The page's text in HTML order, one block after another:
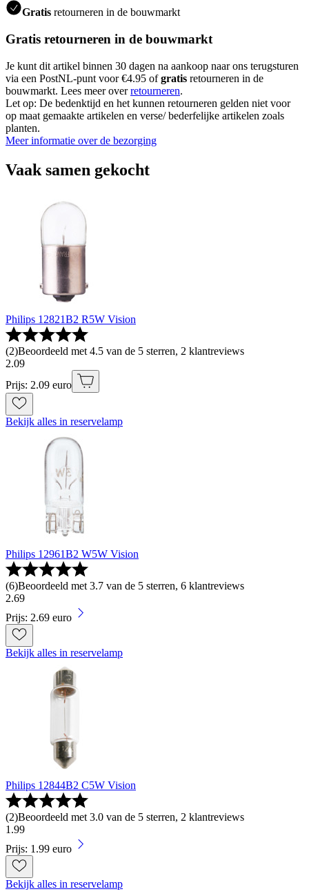
Gratis retourneren in de bouwmarkt
Gratis retourneren in de bouwmarkt
Je kunt dit artikel binnen 30 dagen na aankoop naar ons terugsturen
via een PostNL-punt voor €4.95 ofgratis retourneren in de
bouwmarkt. Lees meer overretourneren.
Let op: De bedenktijd en het kunnen retourneren gelden niet voor
op maat gemaakte artikelen en verse/ bederfelijke artikelen zoals
planten.
Meer informatie over de bezorging
Vaak samen gekocht
Philips 12821B2 R5W Vision
(2)Beoordeeld met 4.5 van de 5 sterren, 2 klantreviews
2.09
Prijs: 2.09 euro
Bekijk alles in reservelamp
Philips 12961B2 W5W Vision
(6)Beoordeeld met 3.7 van de 5 sterren, 6 klantreviews
2.69
Prijs: 2.69 euro
Bekijk alles in reservelamp
Philips 12844B2 C5W Vision
(2)Beoordeeld met 3.0 van de 5 sterren, 2 klantreviews
1 .99
Prijs: 1.99 euro
Bekijk alles in reservelamp